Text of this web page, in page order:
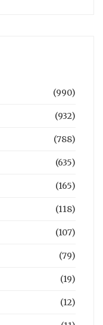
(990)
(932)
(788)
(635)
(165)
(118)
(107)
(79)
(19)
(12)